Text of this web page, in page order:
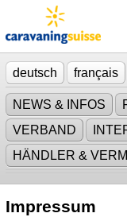
deutsch français
NEWS & INFOS
VERBAND
HÄNDLER &
Impressum